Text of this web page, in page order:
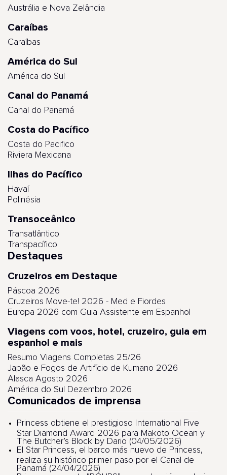
Austrália e Nova Zelândia
Caraíbas
Caraíbas
América do Sul
América do Sul
Canal do Panamá
Canal do Panamá
Costa do Pacífico
Costa do Pacifico
Riviera Mexicana
Ilhas do Pacífico
Havaí
Polinésia
Transoceânico
Transatlântico
Transpacífico
Destaques
Cruzeiros em Destaque
Páscoa 2026
Cruzeiros Move-te! 2026 - Med e Fiordes
Europa 2026 com Guia Assistente em Espanhol
Viagens com voos, hotel, cruzeiro, guia em
espanhol e mais
Resumo Viagens Completas 25/26
Japão e Fogos de Artifício de Kumano 2026
Alasca Agosto 2026
América do Sul Dezembro 2026
Comunicados de imprensa
Princess obtiene el prestigioso International Five
Star Diamond Award 2026 para Makoto Ocean y
The Butcher’s Block by Dario (04/05/2026)
El Star Princess, el barco más nuevo de Princess,
realiza su histórico primer paso por el Canal de
Panamá (24/04/2026)